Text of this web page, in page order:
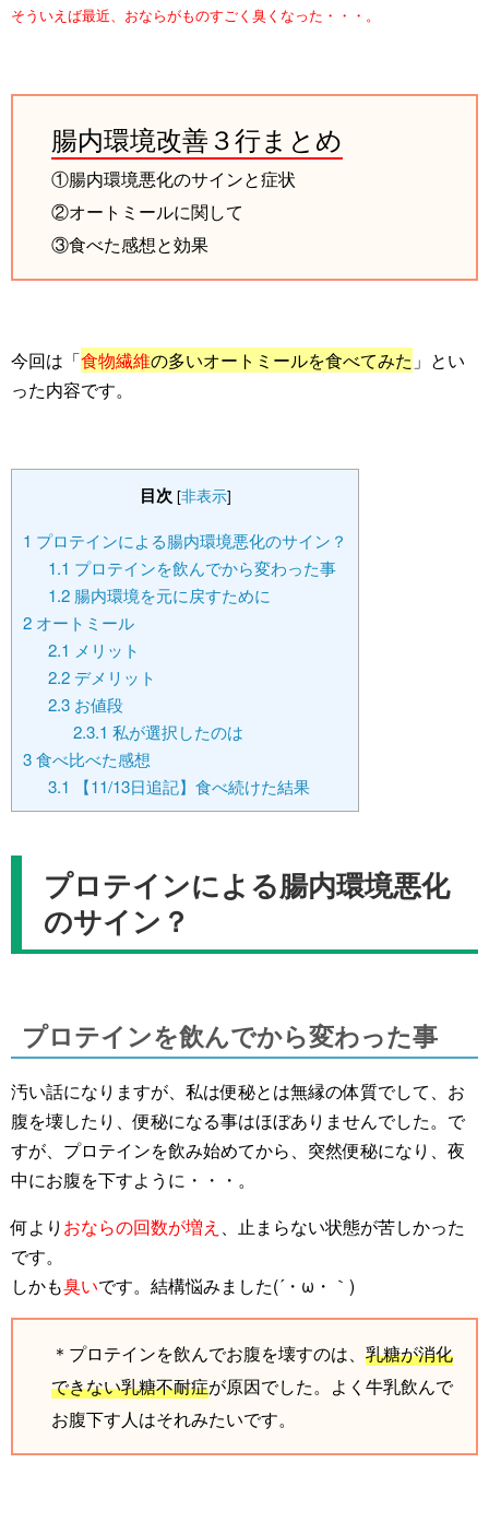
そういえば最近、おならがものすごく臭くなった・・・。
腸内環境改善３行まとめ
①腸内環境悪化のサインと症状
②オートミールに関して
③食べた感想と効果
今回は「食物繊維の多いオートミールを食べてみた 」とい
った内容です。
目次 [非表示]
1 プロテインによる腸内環境悪化のサイン？
1.1 プロテインを飲んでから変わった事
1.2腸内環境を元に戻すために
2 オートミール
2.1 メリット
2.2デメリット
2.3お値段
2.3.1 私が選択したのは
3食べ比べた感想
3.1 【11/13日追記】食べ続けた結果
プロテインによる腸内環境悪化
のサイン？
プロテインを飲んでから変わった事
汚い話になりますが、私は便秘とは無縁の体質でして、お
腹を壊したり、便秘になる事はほぼありませんでした。で
すが、プロテインを飲み始めてから、突然便秘になり、夜
中にお腹を下すように・・・。
何より おならの回数が増え 、止まらない状態が苦しかった
です。
しかも臭いです。結構悩みました(´・ω・｀)
＊プロテインを飲んでお腹を壊すのは、 乳糖が消化
できない乳糖不耐症が原因でした。よく牛乳飲んで
お腹下す人はそれみたいです。